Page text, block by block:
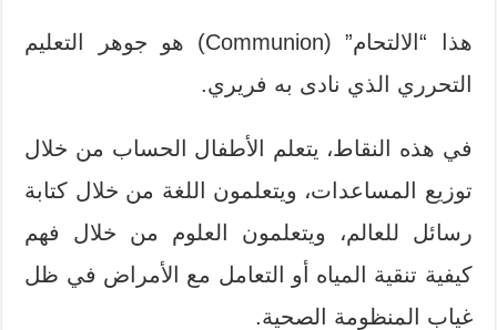
هذا “الالتحام” (Communion) هو جوهر التعليم
التحرري الذي نادى به فريري.
في هذه النقاط، يتعلم الأطفال الحساب من خلال
توزيع المساعدات، ويتعلمون اللغة من خلال كتابة
رسائل للعالم، ويتعلمون العلوم من خلال فهم
كيفية تنقية المياه أو التعامل مع الأمراض في ظل
غياب المنظومة الصحية.